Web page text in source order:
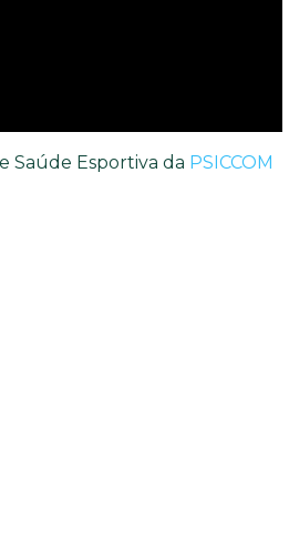
Saúde Esportiva da PSICCOM